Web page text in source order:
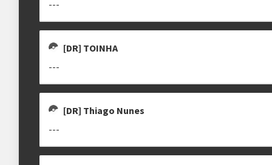
---
[DR] TOINHA
---
[DR] Thiago Nunes
---